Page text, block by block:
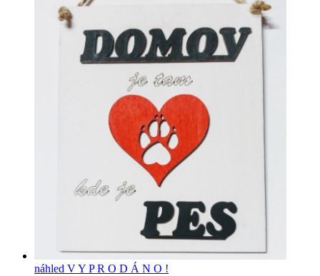
náhled V Y P R O D Á N O !